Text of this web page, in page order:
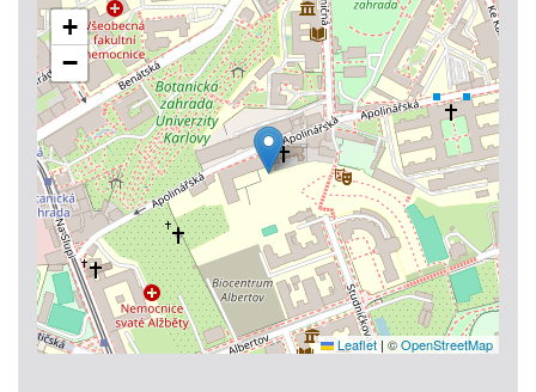
+
−
Leaflet | ©OpenStreetMap